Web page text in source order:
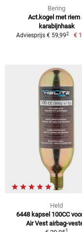
Bering
Act.kogel met riem
karabijnhaak
Adviesprijs € 59,992 €
Held
6448 kapsel 100CC
Air Vest airbag-
1